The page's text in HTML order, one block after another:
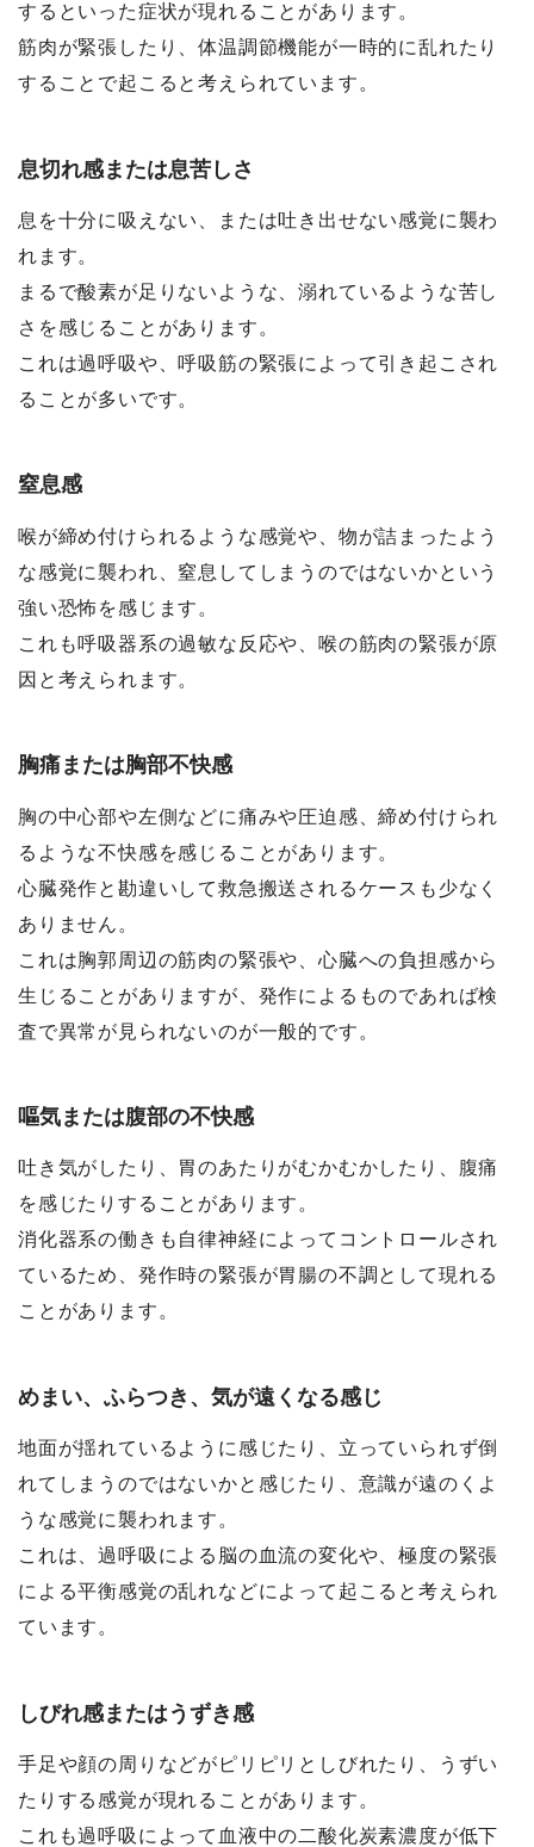
するといった症状が現れることがあります。
筋肉が緊張したり、体温調節機能が一時的に乱れたり
することで起こると考えられています。
息切れ感または息苦しさ
息を十分に吸えない、または吐き出せない感覚に襲わ
れます。
まるで酸素が足りないような、溺れているような苦し
さを感じることがあります。
これは過呼吸や、呼吸筋の緊張によって引き起こされ
ることが多いです。
窒息感
喉が締め付けられるような感覚や、物が詰まったよう
な感覚に襲われ、窒息してしまうのではないかという
強い恐怖を感じます。
これも呼吸器系の過敏な反応や、喉の筋肉の緊張が原
因と考えられます。
胸痛または胸部不快感
胸の中心部や左側などに痛みや圧迫感、締め付けられ
るような不快感を感じることがあります。
心臓発作と勘違いして救急搬送されるケースも少なく
ありません。
これは胸郭周辺の筋肉の緊張や、心臓への負担感から
生じることがありますが、発作によるものであれば検
査で異常が見られないのが一般的です。
嘔気または腹部の不快感
吐き気がしたり、胃のあたりがむかむかしたり、腹痛
を感じたりすることがあります。
消化器系の働きも自律神経によってコントロールされ
ているため、発作時の緊張が胃腸の不調として現れる
ことがあります。
めまい、ふらつき、気が遠くなる感じ
地面が揺れているように感じたり、立っていられず倒
れてしまうのではないかと感じたり、意識が遠のくよ
うな感覚に襲われます。
これは、過呼吸による脳の血流の変化や、極度の緊張
による平衡感覚の乱れなどによって起こると考えられ
ています。
しびれ感またはうずき感
手足や顔の周りなどがピリピリとしびれたり、うずい
たりする感覚が現れることがあります。
これも過呼吸によって血液中の二酸化炭素濃度が低下